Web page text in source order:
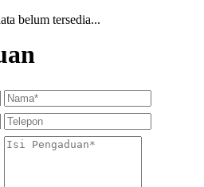
belum tersedia...